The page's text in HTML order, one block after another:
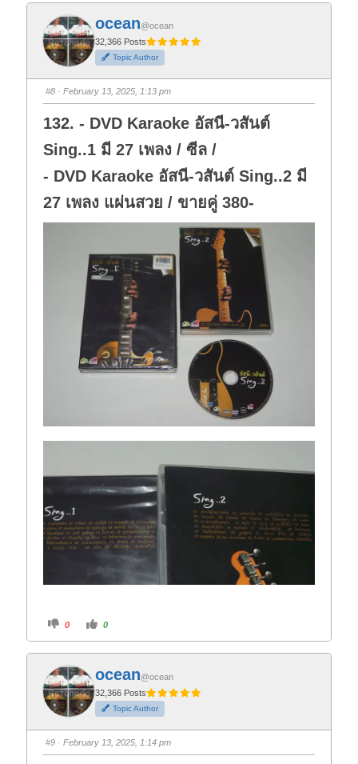
k
f
o
r
t
h
u
m
b
d
o
n
.
k
o
t
h
u
m
b
u
p
ocean@ocean
32,366 Posts
Topic Author
#8 · February 13, 2025, 1:13 pm
132. - DVD Karaoke อัสนี-วสันต์
Sing..1 มี 27 เพลง / ซีล /
- DVD Karaoke อัสนี-วสันต์ Sing..2 มี
27 เพลง แผ่นสวย / ขายคู่ 380-
C
i
k
f
o
r
t
h
u
m
d
o
0
C
i
k
o
r
t
h
u
m
u
p
0
ocean@ocean
32,366 Posts
Topic Author
#9 · February 13, 2025, 1:14 pm